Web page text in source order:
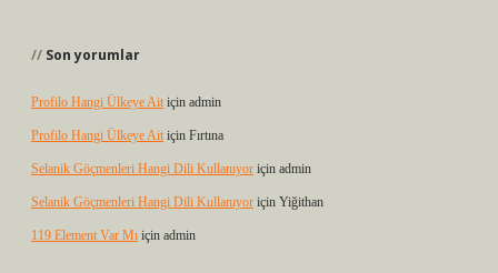
Son yorumlar
Profilo Hangi Ülkeye Ait için admin
Profilo Hangi Ülkeye Ait için Fırtına
Selanik Göçmenleri Hangi Dili Kullanıyor için admin
Selanik Göçmenleri Hangi Dili Kullanıyor için Yiğithan
119 Element Var Mı için admin